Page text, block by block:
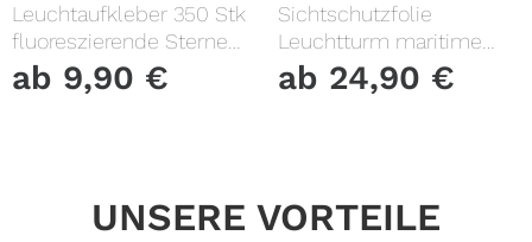
Leuchtaufkleber 350 Stk
fluoreszierende Sterne
und Punkte leuchten im
Dunklen Kinderzimmer
ab 9,90 €
Sichtschutzfolie
Leuchtturm maritime
Fensterfolie Fensterdeko
Milchglasfolie
ab 24,90 €
UNSERE VORTEILE